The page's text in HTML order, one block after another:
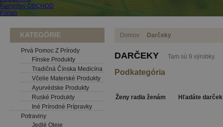
Kamenný OBCHOD
Fórum
KATEGÓRIE
Prvá Pomoc Z Prírody
Fínske Produkty
Tradičná Čínska Medicína
Včelie Materské Produkty
Ayurvédske Produkty
Ruské Produkty
Iné Prírodné Prípravky
Potraviny
Jedlé Oleje
Domov Darčeky
DARČEKY Tam sú 9 výrobky.
Podkategória
Ženy radia ženám Hľadáte